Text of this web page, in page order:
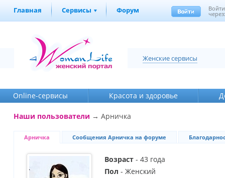
Главная Сервисы Форум Войти
Женские сервисы
Online-cервисы Красота и здоровье
Наши пользователи → Арничка
Арничка Сообщения Арничка на форуме
Возраст - 43 года
Пол - Женский